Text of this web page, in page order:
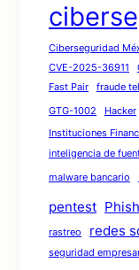
Ciberseguridad
CVE-2025-36911
Fast Pair
fraude
GTG-1002 Hacker
Instituciones
inteligencia de
malware bancario
pentest
rastreo redes
seguridad